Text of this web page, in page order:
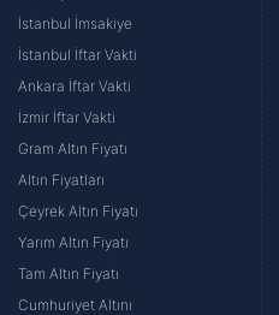
İstanbul İmsakiye
İstanbul İftar Vakti
Ankara İftar Vakti
İzmir İftar Vakti
Gram Altın Fiyatı
Altın Fiyatları
Çeyrek Altın Fiyatı
Yarım Altın Fiyatı
Tam Altın Fiyatı
Cumhuriyet Altını